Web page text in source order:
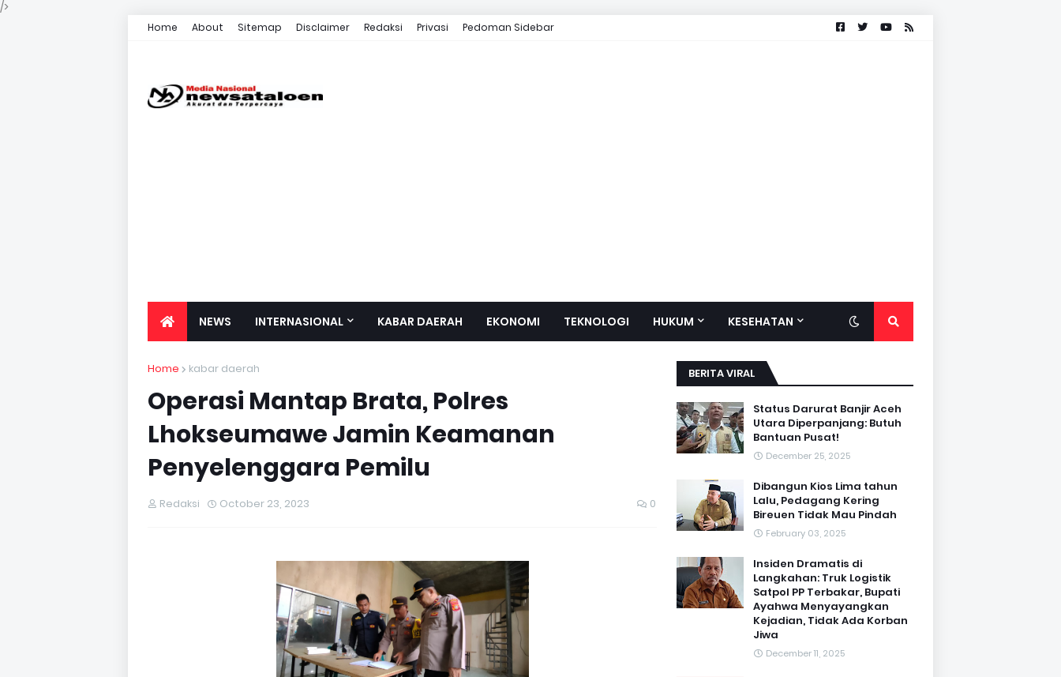
/>
Home About Sitemap Disclaimer Redaksi Privasi Pedoman Sidebar
NEWS INTERNASIONAL KABAR DAERAH EKONOMI TEKNOLOGI HUKUM KESEHATAN
Home kabar daerah
Operasi Mantap Brata, Polres
Lhokseumawe Jamin Keamanan
Penyelenggara Pemilu
Redaksi October 23, 2023 0
BERITA VIRAL
Status Darurat Banjir Aceh
Utara Diperpanjang: Butuh
Bantuan Pusat!
December 25, 2025
Dibangun Kios Lima tahun
Lalu, Pedagang Kering
Bireuen Tidak Mau Pindah
February 03, 2025
Insiden Dramatis di
Langkahan: Truk Logistik
Satpol PP Terbakar, Bupati
Ayahwa Menyayangkan
Kejadian, Tidak Ada Korban
Jiwa
December 11, 2025